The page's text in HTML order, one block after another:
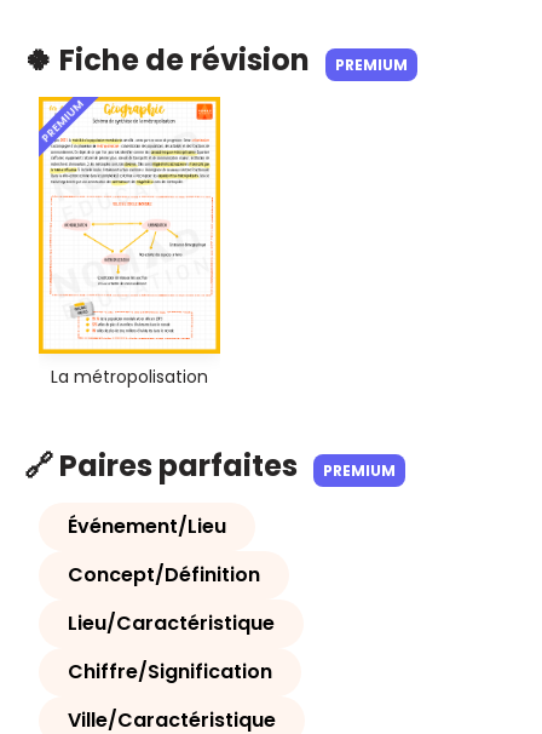
🍀 Fiche de révision PREMIUM
PREMIUM
La métropolisation
🔗 Paires parfaites PREMIUM
Événement/Lieu
Concept/Définition
Lieu/Caractéristique
Chiffre/Signification
Ville/Caractéristique